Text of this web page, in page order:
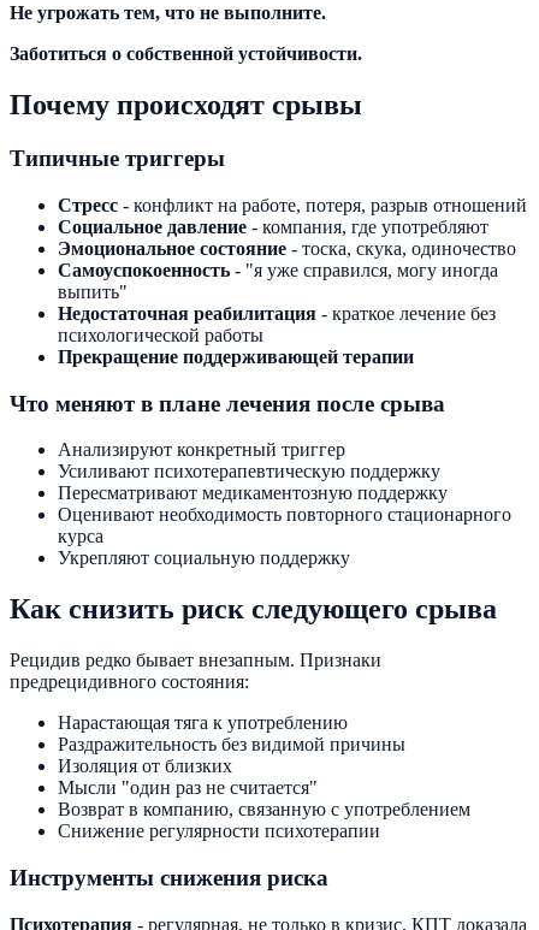
Не угрожать тем, что не выполните.
Заботиться о собственной устойчивости.
Почему происходят срывы
Типичные триггеры
Стресс - конфликт на работе, потеря, разрыв отношений
Социальное давление - компания, где употребляют
Эмоциональное состояние - тоска, скука, одиночество
Самоуспокоенность - "я уже справился, могу иногда
выпить"
Недостаточная реабилитация - краткое лечение без
психологической работы
Прекращение поддерживающей терапии
Что меняют в плане лечения после срыва
Анализируют конкретный триггер
Усиливают психотерапевтическую поддержку
Пересматривают медикаментозную поддержку
Оценивают необходимость повторного стационарного
курса
Укрепляют социальную поддержку
Как снизить риск следующего срыва
Рецидив редко бывает внезапным. Признаки
предрецидивного состояния:
Нарастающая тяга к употреблению
Раздражительность без видимой причины
Изоляция от близких
Мысли "один раз не считается"
Возврат в компанию, связанную с употреблением
Снижение регулярности психотерапии
Инструменты снижения риска
Психотерапия - регулярная, не только в кризис. КПТ доказала